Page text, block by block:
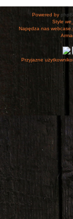
Powered by
Style
Napędza nas
Przyjazne